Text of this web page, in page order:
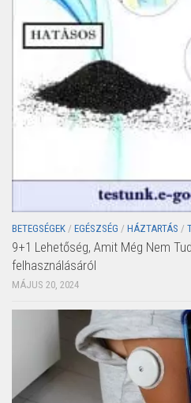
BETEGSÉGEK / EGÉSZSÉG / HÁZTARTÁS /
9+1 Lehetőség, Amit Még Nem
felhasználásáról
MÁJUS 20, 2024